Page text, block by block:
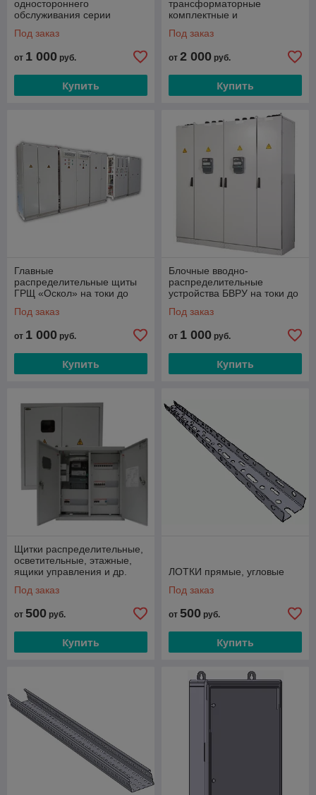
одностороннего
обслуживания серии
Под заказ
от 1 000 руб.
Купить
трансформаторные
комплектные и
Под заказ
от 2 000 руб.
Купить
Главные
распределительные щиты
ГРЩ «Оскол» на токи до
Под заказ
от 1 000 руб.
Купить
Блочные вводно-
распределительные
устройства БВРУ на токи до
Под заказ
от 1 000 руб.
Купить
Щитки распределительные,
осветительные, этажные,
ящики управления и др.
Под заказ
от 500 руб.
Купить
ЛОТКИ прямые, угловые
Под заказ
от 500 руб.
Купить